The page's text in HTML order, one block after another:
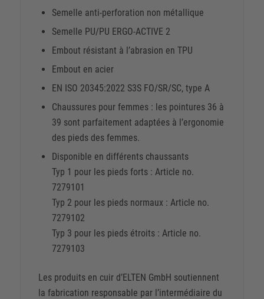
Semelle anti-perforation non métallique
Semelle PU/PU ERGO-ACTIVE 2
Embout résistant à l’abrasion en TPU
Embout en acier
EN ISO 20345:2022 S3S FO/SR/SC, type A
Chaussures pour femmes : les pointures 36 à
39 sont parfaitement adaptées à l’ergonomie
des pieds des femmes.
Disponible en différents chaussants
Typ 1 pour les pieds forts : Article no.
7279101
Typ 2 pour les pieds normaux : Article no.
7279102
Typ 3 pour les pieds étroits : Article no.
7279103
Les produits en cuir d’ELTEN GmbH soutiennent
la fabrication responsable par l’intermédiaire du